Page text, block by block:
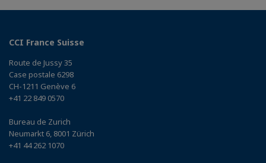
CCI France Suisse
Route de Jussy 35
Case postale 6298
CH-1211 Genève 6
+41 22 849 0570
Bureau de Zurich
Neumarkt 6, 8001 Zürich
+41 44 262 1070